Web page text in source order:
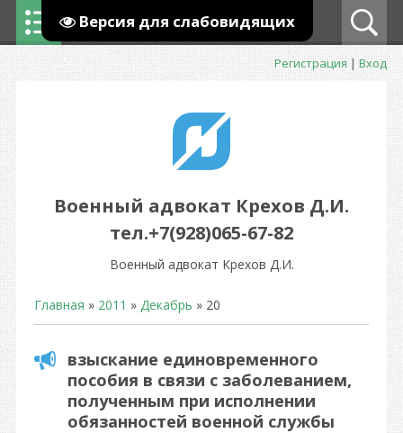
Версия для слабовидящих
Регистрация|Вход
Военный адвокат Крехов Д.И.
тел.+7(928)065-67-82
Военный адвокат Крехов Д.И.
Главная » 2011 » Декабрь » 20
взыскание единовременного
пособия в связи с заболеванием,
полученным при исполнении
обязанностей военной службы